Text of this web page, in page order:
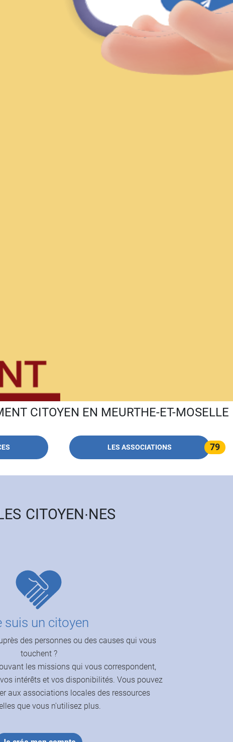
CITOYEN EN MEURTHE-ET-MOSELLE
LES ASSOCIATIONS 79
CITOYEN∙NES
suis un citoyen
des personnes ou des causes qui vous
touchent ?
les missions qui vous correspondent,
intérêts et vos disponibilités. Vous pouvez
aux associations locales des ressources
que vous n'utilisez plus.